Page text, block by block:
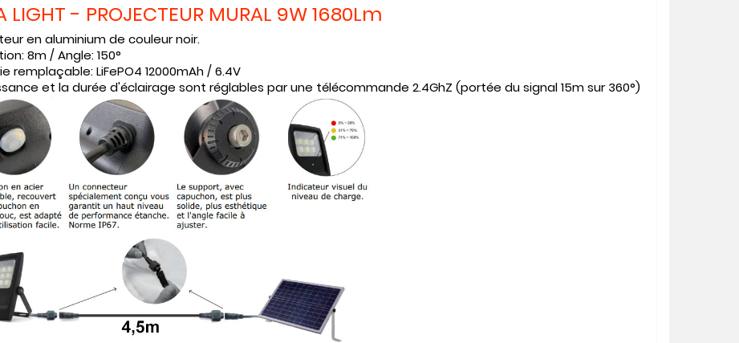
LIGHT - PROJECTEUR MURAL 9W 1680Lm
en aluminium de couleur noir.
8m / Angle: 150°
remplaçable: LiFePO4 12000mAh / 6.4V
et la durée d'éclairage sont réglables par une télécommande 2.4GhZ (portée du signal 15m sur 360°)